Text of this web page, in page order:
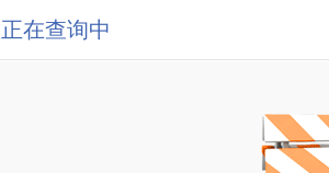
正在查询中